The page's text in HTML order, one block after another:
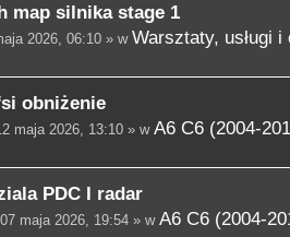
map silnika stage 1
2026, 06:10 » w Warsztaty, usługi i
obniżenie
maja 2026, 13:10 » w A6 C6 (2004-
PDC I radar
maja 2026, 19:54 » w A6 C6 (2004-